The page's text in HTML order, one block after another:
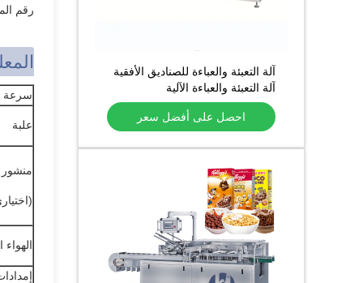
رقم
سرعة
علبة
منشور
آلة التعبئة والعباءة للصناديق الأفقية
آلة التعبئة والعباءة الآلية
احصل على أفضل سعر